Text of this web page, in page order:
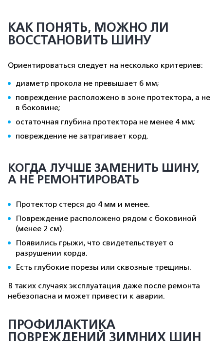
КАК ПОНЯТЬ, МОЖНО ЛИ
ВОССТАНОВИТЬ ШИНУ
Ориентироваться следует на несколько критериев:
диаметр прокола не превышает 6 мм;
повреждение расположено в зоне протектора, а не
в боковине;
остаточная глубина протектора не менее 4 мм;
повреждение не затрагивает корд.
КОГДА ЛУЧШЕ ЗАМЕНИТЬ ШИНУ,
А НЕ РЕМОНТИРОВАТЬ
Протектор стерся до 4 мм и менее.
Повреждение расположено рядом с боковиной
(менее 2 см).
Появились грыжи, что свидетельствует о
разрушении корда.
Есть глубокие порезы или сквозные трещины.
В таких случаях эксплуатация даже после ремонта
небезопасна и может привести к аварии.
ПРОФИЛАКТИКА
ПОВРЕЖДЕНИЙ ЗИМНИХ ШИН